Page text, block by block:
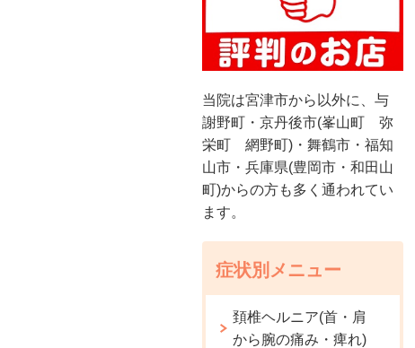
当院は宮津市から以外に、与
謝野町・京丹後市(峯山町 弥
栄町 網野町)・舞鶴市・福知
山市・兵庫県(豊岡市・和田山
町)からの方も多く通われてい
ます。
症状別メニュー
頚椎ヘルニア(首・肩
から腕の痛み・痺れ)